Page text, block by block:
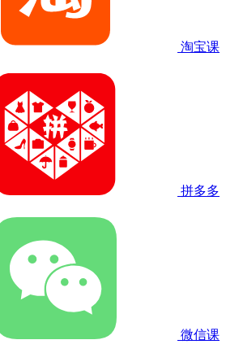
淘宝课
拼多多
微信课